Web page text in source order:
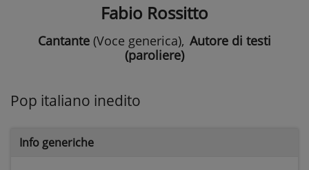
Fabio Rossitto
Cantante (Voce generica), Autore di testi
(paroliere)
Pop italiano inedito
Info generiche